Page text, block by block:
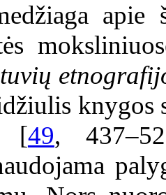
apie
knygos
[49,